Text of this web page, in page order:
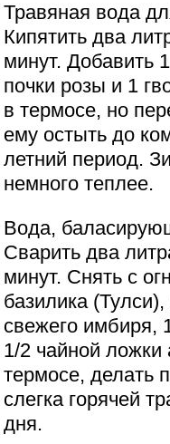
Травяная вода
Кипятить два
минут. Добавить
почки розы и 1
в термосе, но
ему остыть до
летний период.
немного теплее.
Вода,
Сварить два
минут. Снять с
базилика
свежего имбиря,
1/2 чайной ложки
термосе, делать
слегка горячей
дня.